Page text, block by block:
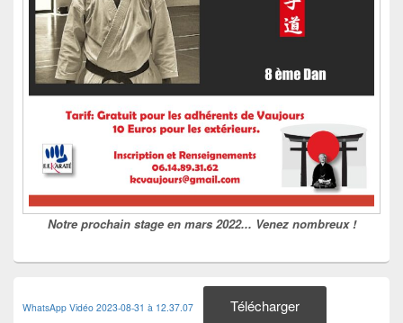
Notre prochain stage en mars 2022... Venez nombreux !
WhatsApp Vidéo 2023-08-31 à 12.37.07 Télécharger